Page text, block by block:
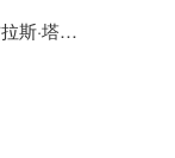
作者：[美] 纳西姆·尼古拉斯·塔勒布